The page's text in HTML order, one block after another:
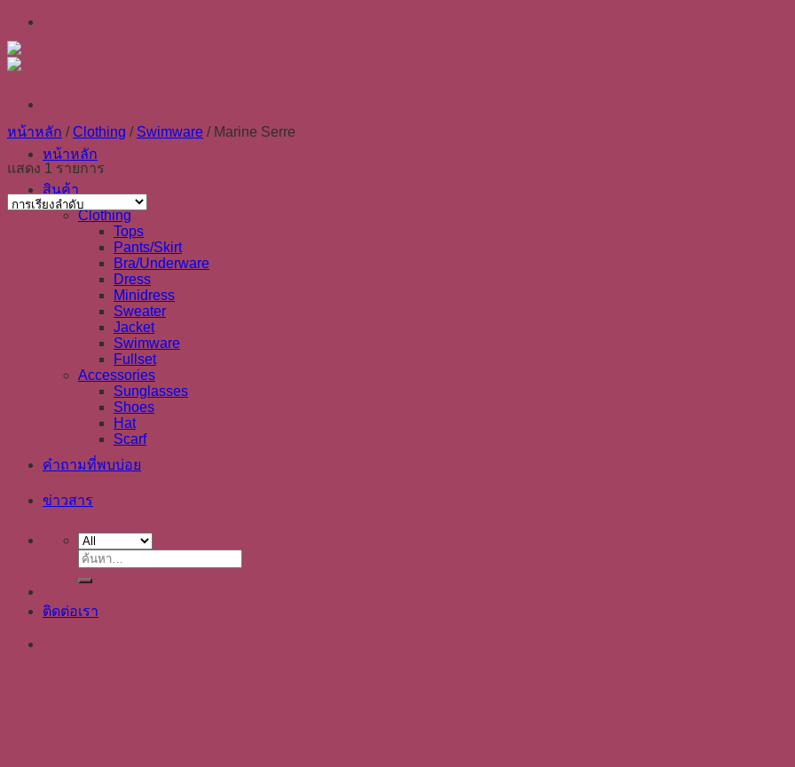
Skip
content
หน้าหลัก
สินค้า
Clothing
Tops
Pants/Skirt
Bra/Underware
Dress
Minidress
Sweater
Jacket
Swimware
Fullset
Accessories
Sunglasses
Shoes
Hat
Scarf
คำถามที่พบบ่อย
ข่าวสาร
ค้นหา:
ติดต่อเรา
หน้าหลัก / Clothing / Swimware /Marine Serre
แสดง 1 รายการ